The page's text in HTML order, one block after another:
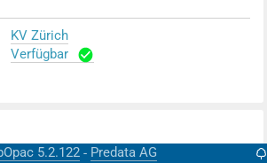
KV Zürich
Verfügbar
5.2.122 - Predata AG